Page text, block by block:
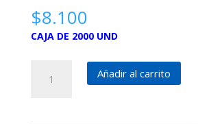
$8.100
CAJA DE 2000 UND
Añadir al carrito